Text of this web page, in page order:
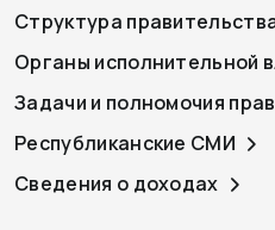
Структура
Органы исполнительной
Задачи и полномочия
Республиканские СМИ
Сведения о доходах